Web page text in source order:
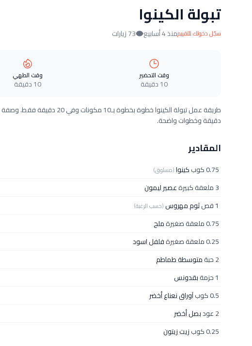
تبولة الكينوا
سجّل دخولك للتقييممنذ 4 أسابيع 73 زيارات
وقت التحضير
10 دقيقة
وقت الطهي
10 دقيقة
دقيقة وخطوات واضحة.
المقادير
0.75 كوب كينوا(مسلوق)
3 ملعقة كبيرة
عصير ليمون
1 فص
ثوم مهروس(حسب الرغبة)
0.75 ملعقة صغيرة
ملح
0.25 ملعقة صغيرة
فلفل اسود
2 حبة
متوسطة طماطم
1 حزمة
بقدونس
0.5 كوب
آوراق نعناع أخضر
2 عود
بصل أخضر
0.25 كوب
زيت زيتون